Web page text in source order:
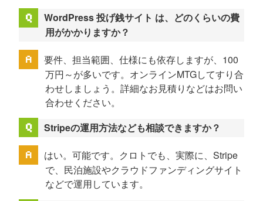
WordPress 投げ銭サイト は、どのくらいの費
用がかかりますか？
要件、担当範囲、仕様にも依存しますが、100
万円～が多いです。オンラインMTGしてすり合
わせしましょう。詳細なお見積りなどはお問い
合わせください。
Stripeの運用方法なども相談できますか？
はい。可能です。クロトでも、実際に、Stripe
で、民泊施設やクラウドファンディングサイト
などで運用しています。